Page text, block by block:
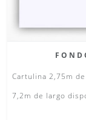
Cartulina 2,75m
7,2m de largo